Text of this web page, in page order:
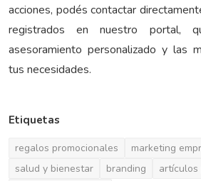
acciones, podés contactar
registrados en nuestro portal,
asesoramiento personalizado y las
tus necesidades.
Etiquetas
regalos promocionales
marketing
salud y bienestar
branding
artículos